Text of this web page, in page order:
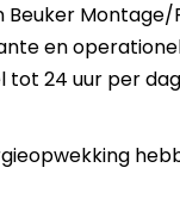
en
24 uur per